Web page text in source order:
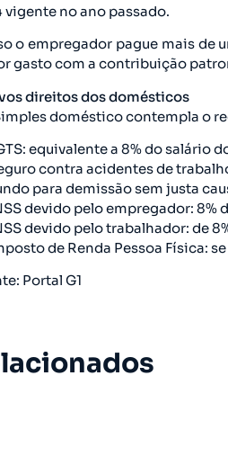
vigente no ano passado.
o empregador pague mais de
gasto com a contribuição
direitos dos domésticos
doméstico contempla o
equivalente a 8% do salário
contra acidentes de
para demissão sem justa
devido pelo empregador: 8%
devido pelo trabalhador: de
de Renda Pessoa Física:
Portal G1